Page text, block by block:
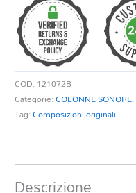
SELEZIONE
quantità
COD: 121072B
Categorie:COLONNE SONORE,
Tag:Composizioni originali
Descrizione